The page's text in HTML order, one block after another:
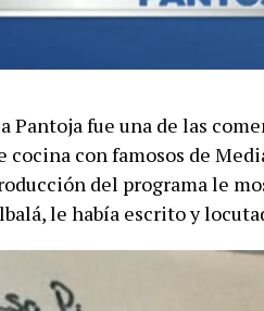
Pantoja fue una de las
cocina con famosos de
del programa le
le había escrito y